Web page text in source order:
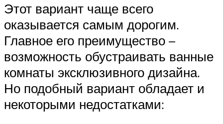
Этот вариант чаще всего
оказывается самым дорогим.
Главное его преимущество –
возможность обустраивать ванные
комнаты эксклюзивного дизайна.
Но подобный вариант обладает и
некоторыми недостатками: